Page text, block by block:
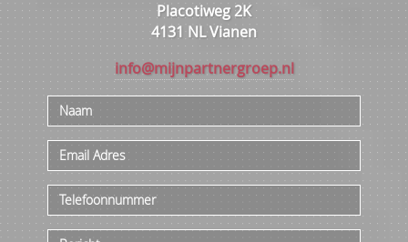
Placotiweg 2K
4131 NL Vianen
info@mijnpartnergroep.nl